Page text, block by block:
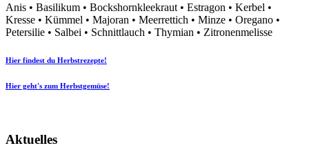
Anis • Basilikum • Bockshornkleekraut • Estragon • Kerbel •
Kresse • Kümmel • Majoran • Meerrettich • Minze • Oregano •
Petersilie • Salbei • Schnittlauch • Thymian • Zitronenmelisse
Hier findest du Herbstrezepte!
Hier geht's zum Herbstgemüse!
Aktuelles